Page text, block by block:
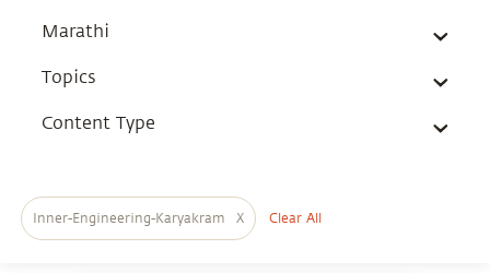
Marathi
Topics
Content Type
Inner-Engineering-Karyakram X Clear All